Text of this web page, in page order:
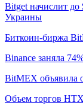
Bitget начислит
Украины
Биткоин-биржа
Binance заняла
BitMEX объявила
Объем торгов